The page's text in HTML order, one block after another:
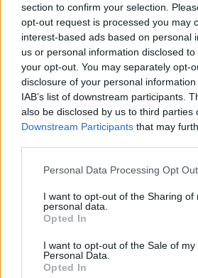
section to confirm your selection.
opt-out request is processed you may
interest-based ads based on personal
us or personal information disclosed
your opt-out. You may separately opt-
disclosure of your personal
IAB’s list of downstream participants.
also be disclosed by us to third parties
Downstream Participants that may
Personal Data Processing Opt
I want to opt-out of the Sharing of
personal data.
Opted In
I want to opt-out of the Sale of my
Personal Data.
Opted In
a volte, anche cibo.
prendiamo cura anche di una
quale i medici hanno dato una
e di un bambino che, dopo un
in attesa di un intervento per
camminare.
Mensa per i bambini